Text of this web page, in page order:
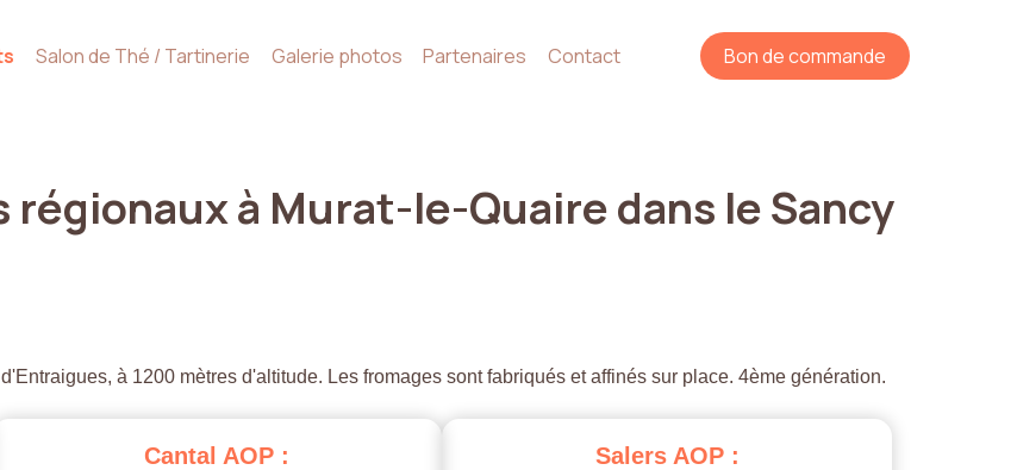
Salon de Thé / Tartinerie Galerie photos Partenaires Contact Bon de commande
régionauxà Murat-le-Quairedans leSancy
à 1200 mètres d'altitude. Les fromages sont fabriqués et affinés sur place. 4ème génération.
Cantal AOP : Salers AOP :